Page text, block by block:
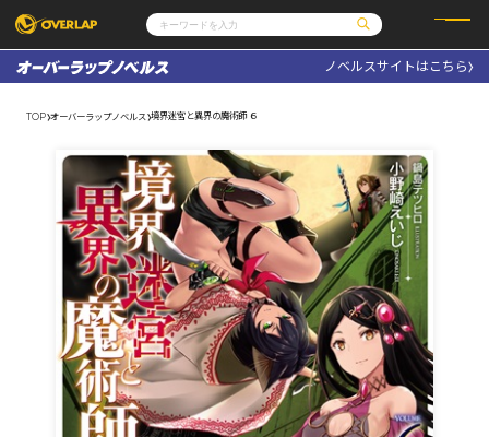
コミックガルド
コミッククリエ
その他
コミックエッセイ
ポケットモンスター
アニメ
ゲーム
通販・NEWS
OVERLAP STORE
オーバーラップ広報室
企業
会社概要
採用情報
アクセス
オーバーラップホールディングス
お問い合わせはこちら
オーバーラップ文庫
オーバーラップノベルス
オーバーラップノベルスf
ノベルスサイトはこちら
TOP オーバーラップノベルス 境界迷宮と異界の魔術師 ６